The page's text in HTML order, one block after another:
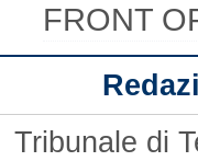
FRONT
Tribunale di